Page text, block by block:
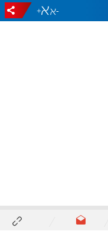
-
+